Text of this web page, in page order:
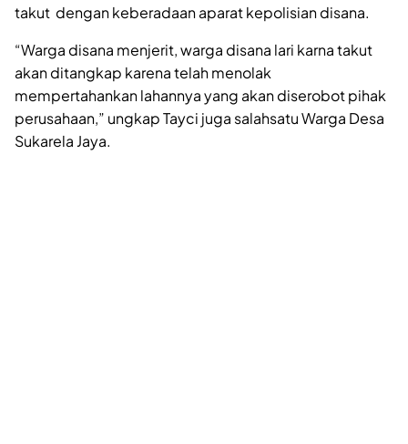
takut dengan keberadaan aparat kepolisian disana.
“Warga disana menjerit, warga disana lari karna takut
akan ditangkap karena telah menolak
mempertahankan lahannya yang akan diserobot pihak
perusahaan,” ungkap Tayci juga salahsatu Warga Desa
Sukarela Jaya.